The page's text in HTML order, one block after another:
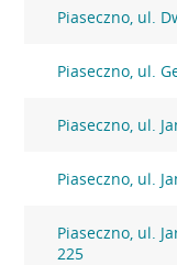
Piaseczno, ul.
Piaseczno, ul.
Piaseczno, ul.
Piaseczno, ul.
Piaseczno, ul.
225